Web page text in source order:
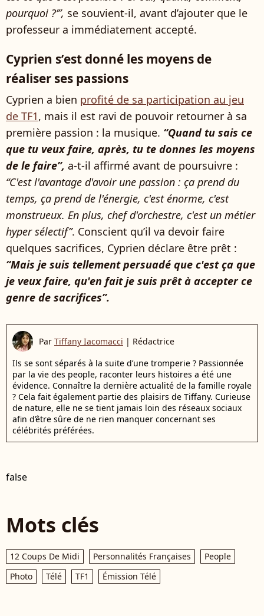
pourquoi ?’”, se souvient-il, avant d’ajouter que le
professeur a immédiatement accepté.
Cyprien s’est donné les moyens de
réaliser ses passions
Cyprien a bien profité de sa participation au jeu
de TF1, mais il est ravi de pouvoir retourner à sa
première passion : la musique. “Quand tu sais ce
que tu veux faire, après, tu te donnes les moyens
de le faire”, a-t-il affirmé avant de poursuivre :
“C'est l'avantage d'avoir une passion : ça prend du
temps, ça prend de l'énergie, c'est énorme, c'est
monstrueux. En plus, chef d'orchestre, c'est un métier
hyper sélectif”. Conscient qu’il va devoir faire
quelques sacrifices, Cyprien déclare être prêt :
“Mais je suis tellement persuadé que c'est ça que
je veux faire, qu'en fait je suis prêt à accepter ce
genre de sacrifices”.
Par Tiffany Iacomacci | Rédactrice
Ils se sont séparés à la suite d’une tromperie ? Passionnée
par la vie des people, raconter leurs histoires a été une
évidence. Connaître la dernière actualité de la famille royale
? Cela fait également partie des plaisirs de Tiffany. Curieuse
de nature, elle ne se tient jamais loin des réseaux sociaux
afin d’être sûre de ne rien manquer concernant ses
célébrités préférées.
false
Mots clés
12 Coups De Midi Personnalités Françaises
People
Photo
Télé TF1 Émission Télé